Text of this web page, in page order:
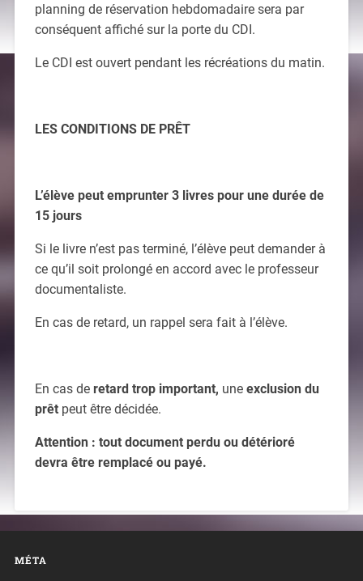
planning de réservation hebdomadaire sera par
conséquent affiché sur la porte du CDI.
Le CDI est ouvert pendant les récréations du matin.
LES CONDITIONS DE PRÊT
L’élève peut emprunter 3 livres pour une durée de
15 jours
Si le livre n’est pas terminé, l’élève peut demander à
ce qu’il soit prolongé en accord avec le professeur
documentaliste.
En cas de retard, un rappel sera fait à l’élève.
En cas de retard trop important, une exclusion du
prêt peut être décidée.
Attention : tout document perdu ou détérioré
devra être remplacé ou payé.
MÉTA